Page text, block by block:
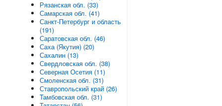
Рязанская обл. (33)
Самарская обл. (41)
Санкт-Петербург и область
(191)
Саратовская обл. (46)
Саха (Якутия) (20)
Сахалин (13)
Свердловская обл. (38)
Северная Осетия (11)
Смоленская обл. (31)
Ставропольский край (26)
Тамбовская обл. (31)